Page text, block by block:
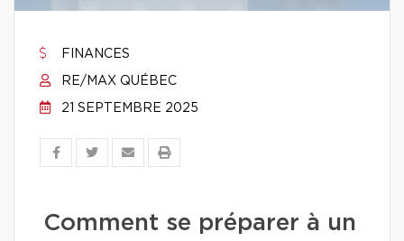
FINANCES
RE/MAX QUÉBEC
21 SEPTEMBRE 2025
Comment se préparer à un